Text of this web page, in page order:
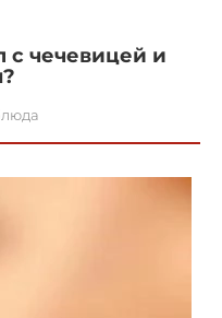
с чечевицей и